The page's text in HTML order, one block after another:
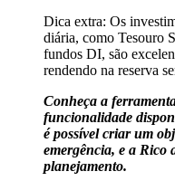
Dica extra: Os
diária, como Tesouro
fundos DI, são
rendendo na reserva
Conheça a
funcionalidade
é possível criar um
emergência, e a Rico
planejamento.